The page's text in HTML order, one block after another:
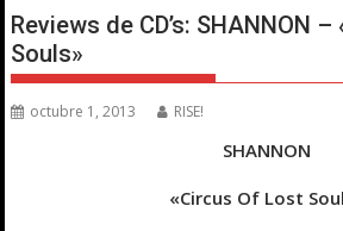
Reviews de CD’s: SHANNON
Souls»
octubre 1, 2013 RISE!
SHANNON
«Circus Of Lost